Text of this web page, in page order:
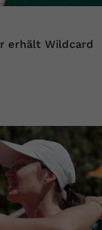
erhält Wildcard